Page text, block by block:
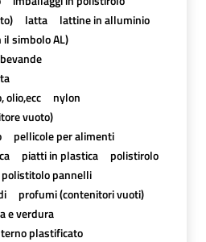
latta
lattine in alluminio
simbolo AL)
olio,ecc
nylon
vuoto)
pellicole per alimenti
piatti in plastica
polistirolo
polistitolo pannelli
profumi (contenitori vuoti)
e verdura
plastificato